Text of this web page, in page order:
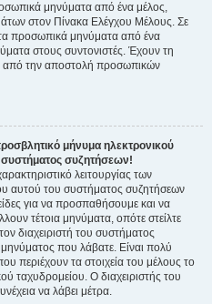
μηνύματα από ένα μέλος,
στον Πίνακα Ελέγχου Μέλους. Σε
προσωπικά μηνύματα από ένα
στους συντονιστές. Έχουν τη
από την αποστολή προσωπικών
μήνυμα ηλεκτρονικού
συζητήσεων!
λειτουργίας των
αυτού του συστήματος συζητήσεων
για να προσπαθήσουμε και να
τέτοια μηνύματα, οπότε στείλτε
διαχειριστή του συστήματος
που λάβατε. Είναι πολύ
περιέχουν τα στοιχεία του μέλους το
ταχυδρομείου. Ο διαχειριστής του
να λάβει μέτρα.